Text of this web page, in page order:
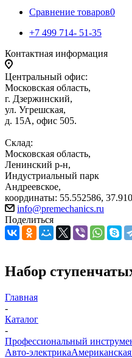
Сравнение товаров0
+7 499 714- 51-35
Контактная информация
Центральный офис:
Московская область,
г. Дзержинский,
ул. Угрешская,
д. 15А, офис 505.
Склад:
Московская область,
Ленинский р-н,
Индустриальный парк
Андреевское,
координаты: 55.552586,
info@premechanics.ru
Поделиться
Набор
Главная
-
Каталог
-
Профессиональный
Авто-электрика